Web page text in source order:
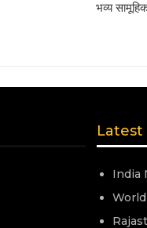
भव्य
Latest
India